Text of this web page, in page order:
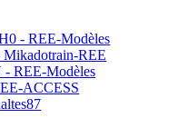
- REE-Modèles
Mikadotrain-REE
- REE-Modèles
ACCESS